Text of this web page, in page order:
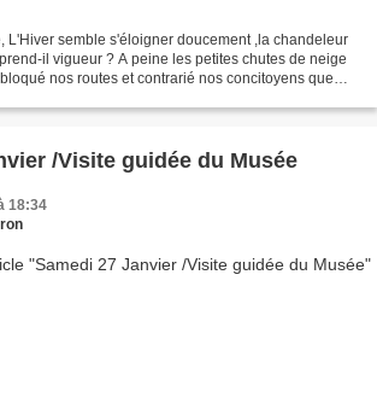
L'Hiver semble s'éloigner doucement ,la chandeleur
il vigueur ? A peine les petites chutes de neige
nos routes et contrarié nos concitoyens que
/Visite guidée du Musée
18:34